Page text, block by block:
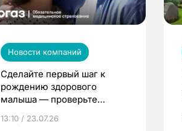
Новости компаний
Сделайте первый шаг к
рождению здорового
малыша — проверьте
по ОМС!
13:10 / 23.07.26